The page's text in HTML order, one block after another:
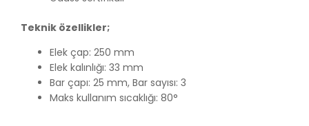
Teknik özellikler;
Elek çap: 250 mm
Elek kalınlığı: 33 mm
Bar çapı: 25 mm, Bar sayısı: 3
Maks kullanım sıcaklığı: 80°